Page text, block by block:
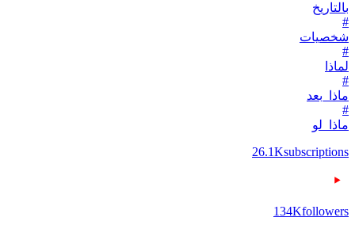
بالتاريخ
#
شخصيات
#
لماذا
#
ماذا_بعد
#
ماذا_لو
26.1Ksubscriptions
134Kfollowers